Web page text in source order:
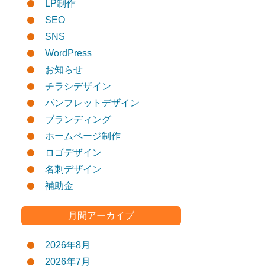
LP制作
SEO
SNS
WordPress
お知らせ
チラシデザイン
パンフレットデザイン
ブランディング
ホームページ制作
ロゴデザイン
名刺デザイン
補助金
月間アーカイブ
2026年8月
2026年7月